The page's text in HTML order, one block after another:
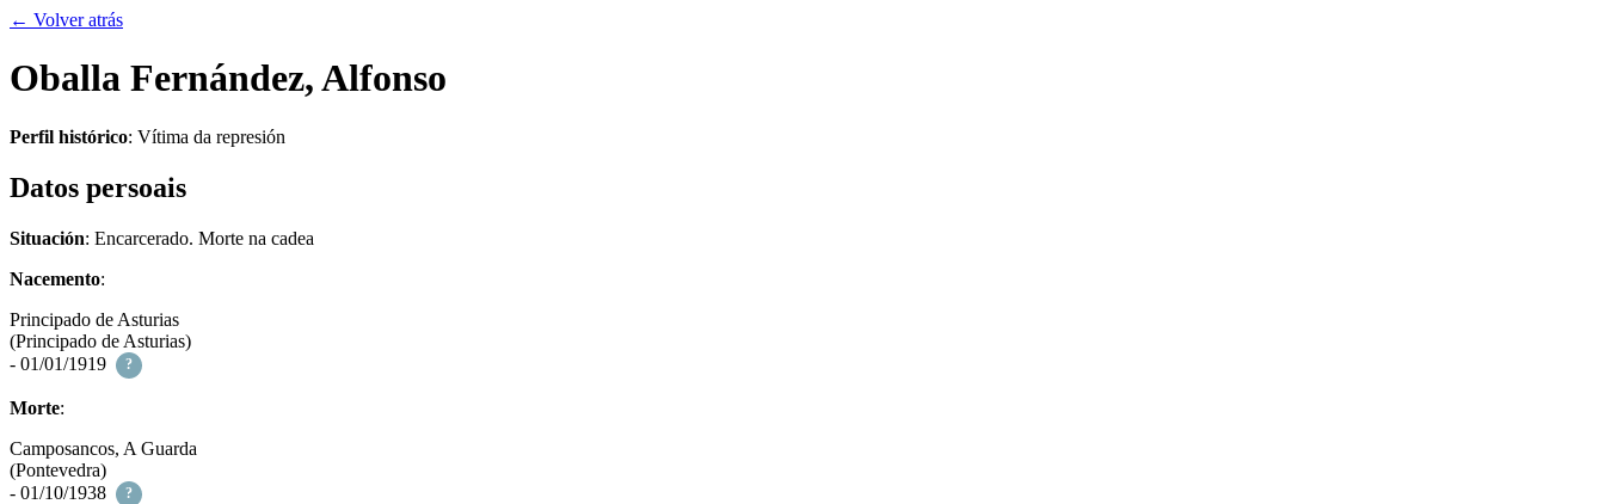
← Volver atrás
Oballa Fernández, Alfonso
Perfil histórico: Vítima da represión
Datos persoais
Situación: Encarcerado. Morte na cadea
Nacemento:
Principado de Asturias
(Principado de Asturias)
- 01/01/1919
?
Morte:
Camposancos, A Guarda
(Pontevedra)
- 01/10/1938
?